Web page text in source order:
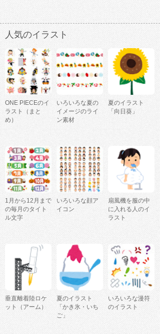
人気のイラスト
ONE PIECEのイ
ラスト（まと
め）
いろいろな夏の
イメージのライ
ン素材
夏のイラスト
「向日葵」
1月から12月まで
の毎月のタイト
ル文字
いろいろな顔ア
イコン
扇風機を服の中
に入れる人のイ
ラスト
垂直離着陸ロケ
ット（アーム）
夏のイラスト
「かき氷・いち
ご」
いろいろな漫符
のイラスト